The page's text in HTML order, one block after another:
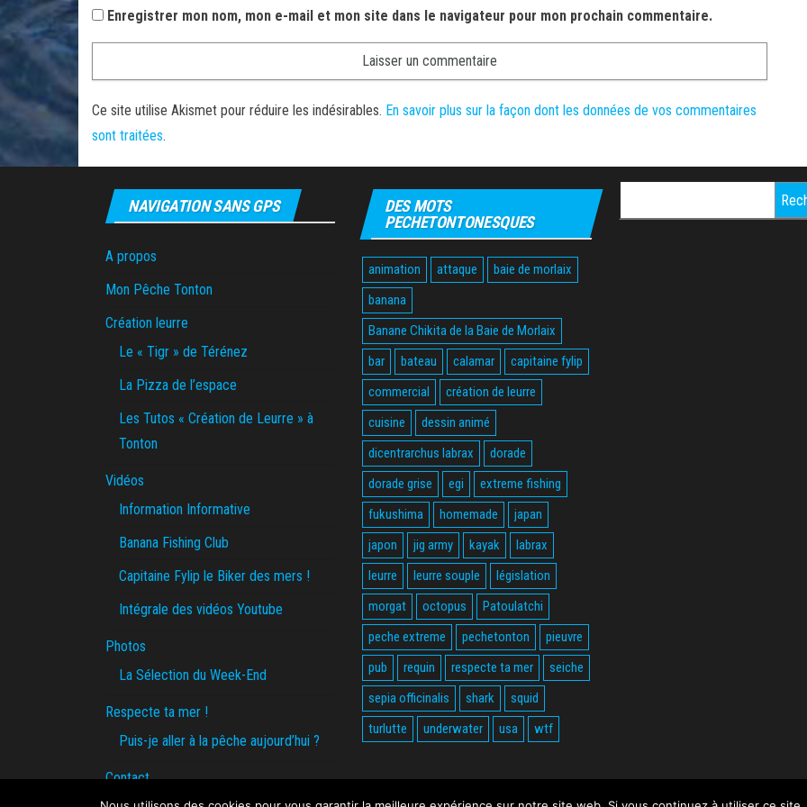
Enregistrer mon nom, mon e-mail et mon site dans le navigateur pour mon prochain commentaire.
Ce site utilise Akismet pour réduire les indésirables. En savoir plus sur la façon dont les données de vos commentaires
sont traitées.
NAVIGATION SANS GPS
A propos
Mon Pêche Tonton
Création leurre
Le « Tigr » de Térénez
La Pizza de l’espace
Les Tutos « Création de Leurre » à
Tonton
Vidéos
Information Informative
Banana Fishing Club
Capitaine Fylip le Biker des mers !
Intégrale des vidéos Youtube
Photos
La Sélection du Week-End
Respecte ta mer !
Puis-je aller à la pêche aujourd’hui ?
Contact
DES MOTS
PECHETONTONESQUES
animation attaque
baie de morlaix
banana
Banane Chikita de la Baie de Morlaix
bar
bateau calamar
capitaine fylip
commercial
création de leurre
cuisine
dessin animé
dicentrarchus labrax
dorade
dorade grise
egi
extreme fishing
fukushima
homemade
japan
japon
jig army kayak
labrax
leurre
leurre souple
législation
morgat
octopus
Patoulatchi
peche extreme
pechetonton
pieuvre
pub
requin respecte ta mer
seiche
sepia officinalis
shark
squid
turlutte
underwater usa wtf